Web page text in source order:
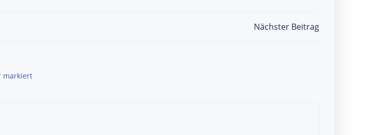
Nächster Beitrag
markiert